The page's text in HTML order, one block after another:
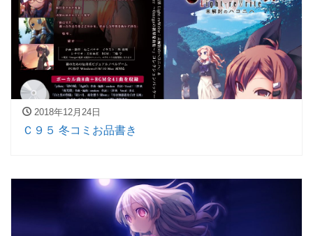
2018年12月24日
Ｃ９５ 冬コミお品書き